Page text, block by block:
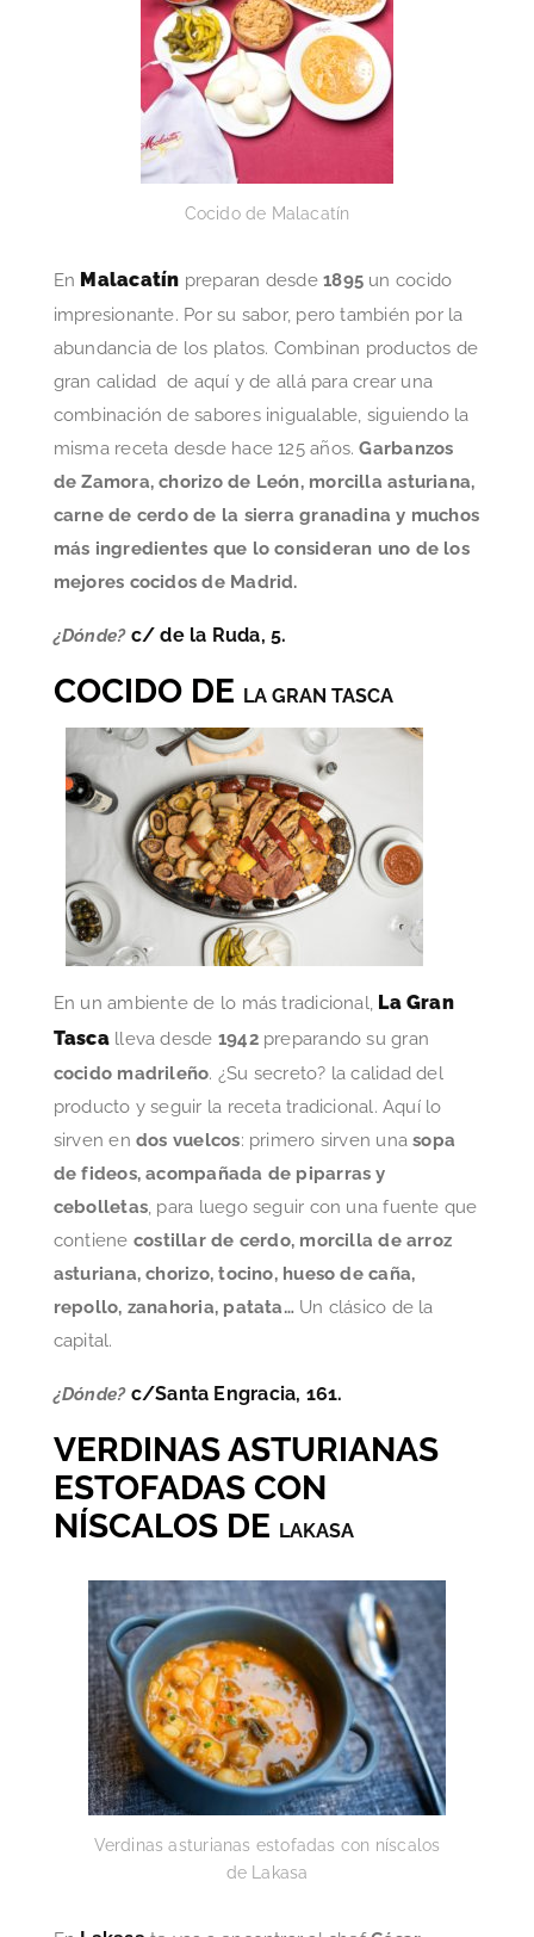
Cocido de Malacatín
En Malacatín preparan desde1895 un cocido
impresionante. Por su sabor, pero también por la
abundancia de los platos. Combinan productos de
gran calidad de aquí y de allá para crear una
combinación de sabores inigualable, siguiendo la
misma receta desde hace 125 años.Garbanzos
de Zamora, chorizo de León, morcilla asturiana,
carne de cerdo de la sierra granadina y muchos
más ingredientes que lo consideran uno de los
mejores cocidos de Madrid.
¿Dónde? c/ de la Ruda, 5.
COCIDO DE LA GRAN TASCA
En un ambiente de lo más tradicional, La Gran
Tascalleva desde 1942preparando su gran
cocido madrileño. ¿Su secreto? la calidad del
producto y seguir la receta tradicional. Aquí lo
sirven endos vuelcos: primero sirven una sopa
de fideos, acompañada de piparras y
cebolletas, para luego seguir con una fuente que
contiene costillar de cerdo, morcilla de arroz
asturiana, chorizo, tocino, hueso de caña,
repollo, zanahoria, patata… Un clásico de la
capital.
¿Dónde? c/Santa Engracia, 161.
VERDINAS ASTURIANAS
ESTOFADAS CON
NÍSCALOS DE LAKASA
Verdinas asturianas estofadas con níscalos
de Lakasa